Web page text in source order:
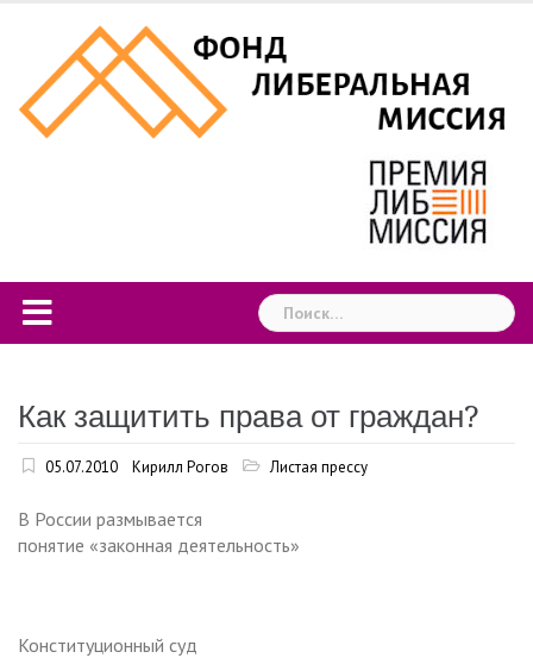
content
Найти:
Как защитить права от граждан?
05.07.2010 Кирилл Рогов Листая прессу
В России размывается
понятие «законная деятельность»
Конституционный суд